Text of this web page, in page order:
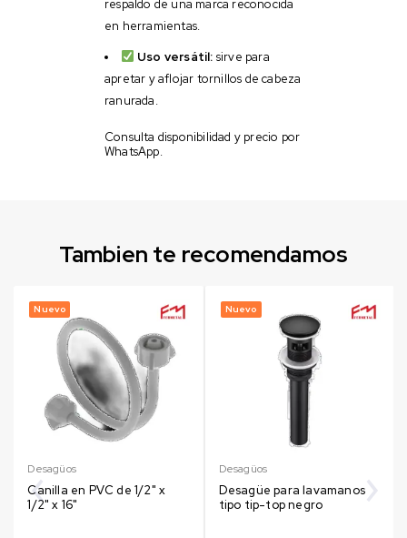
respaldo de una marca reconocida
en herramientas.
Uso versátil: sirve para
apretar y aflojar tornillos de cabeza
ranurada.
Consulta disponibilidad y precio por
WhatsApp.
Tambien te recomendamos
Nuevo
Desagüos
Canilla en PVC de 1/2" x
1/2" x 16"
Nuevo
Desagüos
Desagüe para lavamanos
tipo tip-top negro